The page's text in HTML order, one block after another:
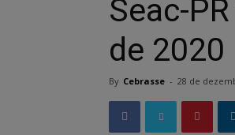
Seac-
de 2020
By Cebrasse - 28 de